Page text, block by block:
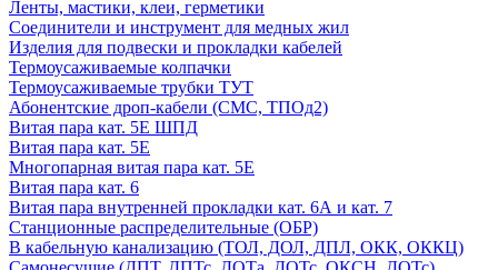
Ленты, мастики, клеи, герметики
Соединители и инструмент для медных жил
Изделия для подвески и прокладки кабелей
Термоусаживаемые колпачки
Термоусаживаемые трубки ТУТ
Абонентские дроп-кабели (СМС, ТПОд2)
Витая пара кат. 5Е ШПД
Витая пара кат. 5Е
Многопарная витая пара кат. 5E
Витая пара кат. 6
Витая пара внутренней прокладки кат. 6А и кат. 7
Станционные распределительные (ОБР)
В кабельную канализацию (ТОЛ, ДОЛ, ДПЛ, ОКК, ОККЦ)